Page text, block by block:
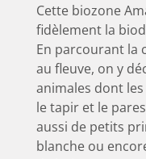
Cette biozone
fidèlement la
En parcourant la
au fleuve, on y
animales dont
le tapir et le
aussi de petits
blanche ou